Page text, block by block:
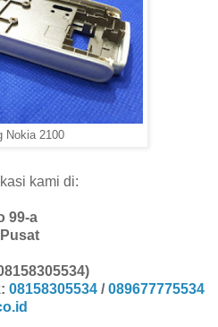
Nokia 2100
kami di:
99-a
08158305534 /089677775534